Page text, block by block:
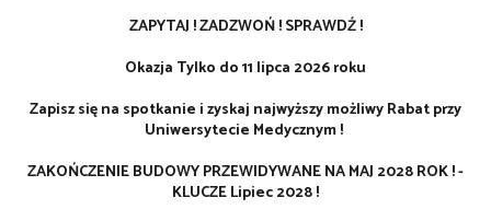
ZAPYTAJ ! ZADZWOŃ ! SPRAWDŹ !
Okazja Tylko do 11 lipca 2026 roku
Zapisz się na spotkanie i zyskaj najwyższy możliwy Rabat przy
Uniwersytecie Medycznym !
ZAKOŃCZENIE BUDOWY PRZEWIDYWANE NA MAJ 2028 ROK ! -
KLUCZE Lipiec 2028 !